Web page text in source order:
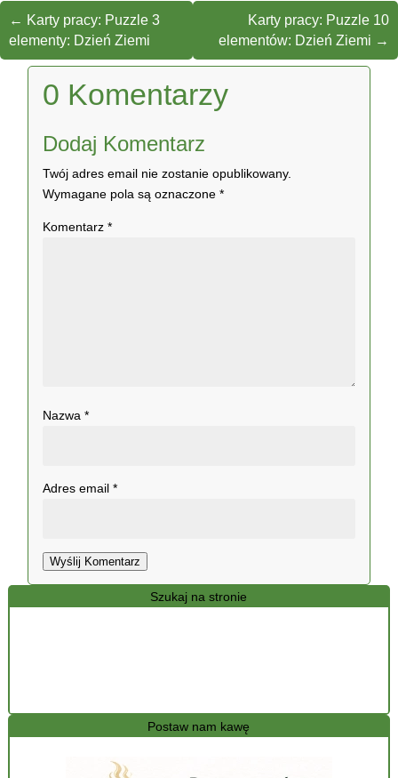
Szukaj na stronie
Postaw nam kawę
← Karty pracy: Puzzle 3
elementy: Dzień Ziemi
Karty pracy: Puzzle 10
elementów: Dzień Ziemi →
0 Komentarzy
Dodaj Komentarz
Twój adres email nie zostanie opublikowany.
Wymagane pola są oznaczone*
Komentarz*
Nazwa*
Adres email*
Wyślij Komentarz